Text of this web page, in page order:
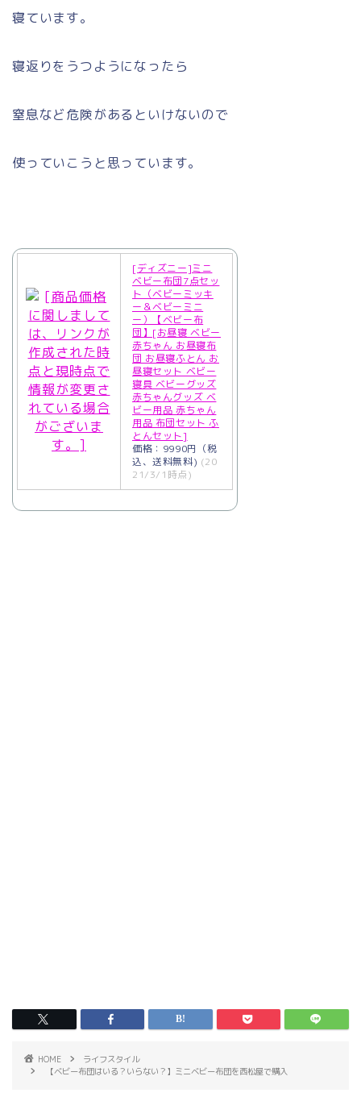
寝ています。
寝返りをうつようになったら
窒息など危険があるといけないので
使っていこうと思っています。
[ディズニー]ミニ
ベビー布団7点セッ
ト（ベビーミッキ
ー＆ベビーミニ
ー）【ベビー布
団】[お昼寝 ベビー
赤ちゃん お昼寝布
団 お昼寝ふとん お
昼寝セット ベビー
寝具 ベビーグッズ
赤ちゃんグッズ ベ
ビー用品 赤ちゃん
用品 布団セット ふ
とんセット]
価格：9990円（税
込、送料無料) (20
21/3/1時点)
HOME
ライフスタイル
【ベビー布団はいる？いらない？】ミニベビー布団を西松屋で購入